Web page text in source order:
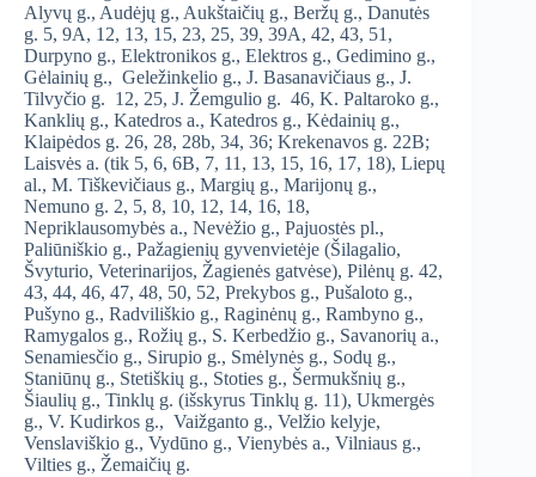
Alyvų g., Audėjų g., Aukštaičių g., Beržų g., Danutės
g. 5, 9A, 12, 13, 15, 23, 25, 39, 39A, 42, 43, 51,
Durpyno g., Elektronikos g., Elektros g., Gedimino g.,
Gėlainių g., Geležinkelio g., J. Basanavičiaus g., J.
Tilvyčio g. 12, 25, J. Žemgulio g. 46, K. Paltaroko g.,
Kanklių g., Katedros a., Katedros g., Kėdainių g.,
Klaipėdos g. 26, 28, 28b, 34, 36; Krekenavos g. 22B;
Laisvės a. (tik 5, 6, 6B, 7, 11, 13, 15, 16, 17, 18), Liepų
al., M. Tiškevičiaus g., Margių g., Marijonų g.,
Nemuno g. 2, 5, 8, 10, 12, 14, 16, 18,
Nepriklausomybės a., Nevėžio g., Pajuostės pl.,
Paliūniškio g., Pažagienių gyvenvietėje (Šilagalio,
Švyturio, Veterinarijos, Žagienės gatvėse), Pilėnų g. 42,
43, 44, 46, 47, 48, 50, 52, Prekybos g., Pušaloto g.,
Pušyno g., Radviliškio g., Raginėnų g., Rambyno g.,
Ramygalos g., Rožių g., S. Kerbedžio g., Savanorių a.,
Senamiesčio g., Sirupio g., Smėlynės g., Sodų g.,
Staniūnų g., Stetiškių g., Stoties g., Šermukšnių g.,
Šiaulių g., Tinklų g. (išskyrus Tinklų g. 11), Ukmergės
g., V. Kudirkos g., Vaižganto g., Velžio kelyje,
Venslaviškio g., Vydūno g., Vienybės a., Vilniaus g.,
Vilties g., Žemaičių g.